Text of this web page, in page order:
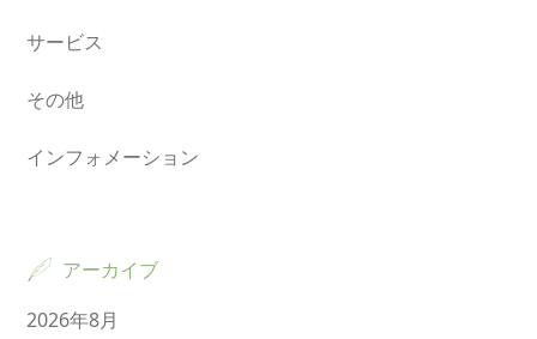
サービス
その他
インフォメーション
アーカイブ
2026年8月